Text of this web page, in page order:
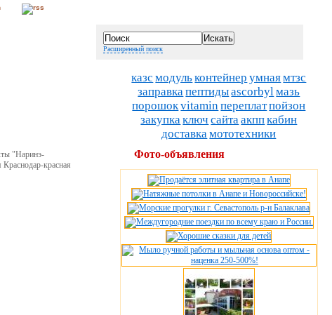
Расширенный поиск
"Наринэ-
красная
казс модульконтейнер умнаямтзс
заправкапептидыascorbylмазь
порошокvitaminпереплатпойзон
закупкаключ сайтаакппкабин
доставкамототехники
Фото-объявления